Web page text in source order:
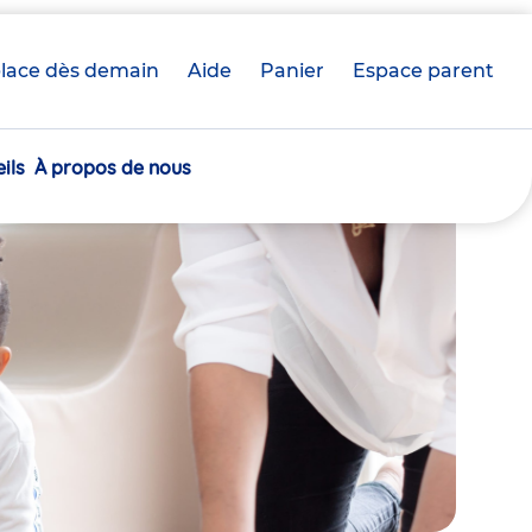
dès demain Aide Panier crèche(s)
Espace parent
À propos de nous